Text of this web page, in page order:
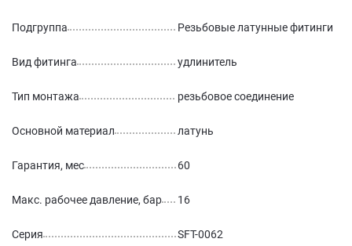
Подгруппа Резьбовые латунные фитинги
Вид фитинга удлинитель
Тип монтажа резьбовое соединение
Основной материал латунь
Гарантия, мес 60
Макс. рабочее давление, бар 16
Серия SFT-0062